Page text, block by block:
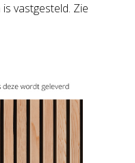
is vastgesteld. Zie